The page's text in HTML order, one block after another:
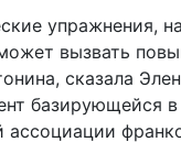
упражнения,
вызвать
сказала
базирующейся
ассоциации